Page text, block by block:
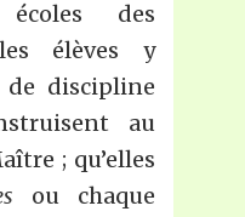
des
élèves y
de discipline
au
; qu’elles
ou chaque